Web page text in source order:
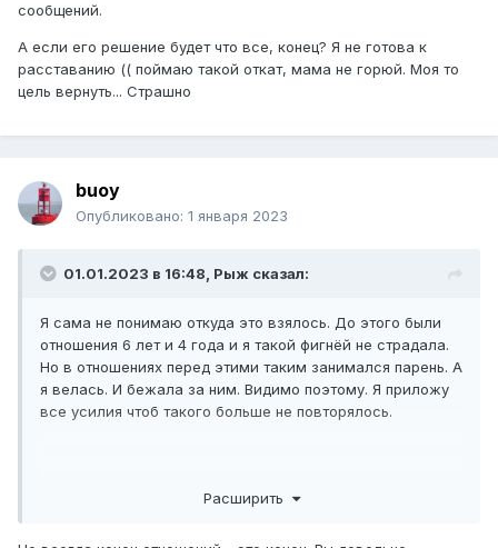
сообщений.
А если его решение будет что все, конец? Я не готова к
расставанию (( поймаю такой откат, мама не горюй. Моя то
цель вернуть... Страшно
buoy
Опубликовано: 1 января 2023
01.01.2023 в 16:48, Рыж сказал:
Я сама не понимаю откуда это взялось. До этого были
отношения 6 лет и 4 года и я такой фигнёй не страдала.
Но в отношениях перед этими таким занимался парень. А
я велась. И бежала за ним. Видимо поэтому. Я приложу
все усилия чтоб такого больше не повторялось.
расставанию (( поймаю такой откат, мама не горюй. Моя
Расширить